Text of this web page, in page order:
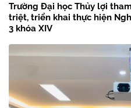
Trường Đại học Thủy lợi
triệt, triển khai thực hiện
3 khóa XIV